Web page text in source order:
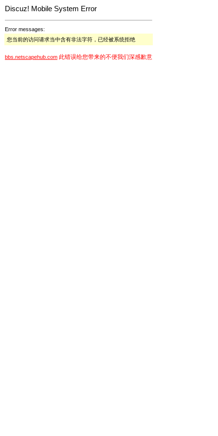
Discuz! Mobile System Error
Error messages:
您当前的访问请求当中含有非法字符，已经被系统拒绝
bbs.netscapehub.com 此错误给您带来的不便我们深感歉意